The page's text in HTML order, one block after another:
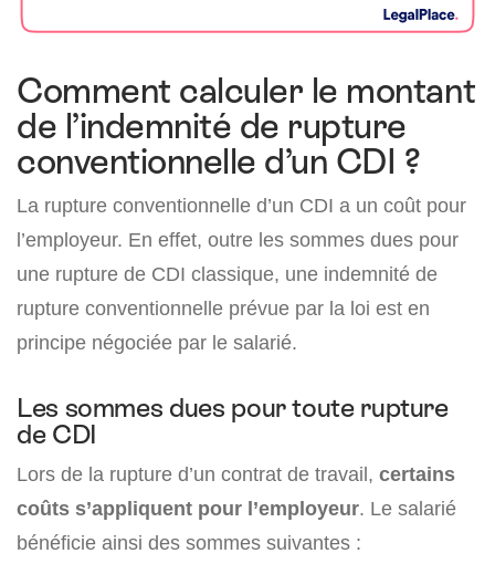
Comment calculer le montant
de l’indemnité de rupture
conventionnelle d’un CDI ?
La rupture conventionnelle d’un CDI a un coût pour
l’employeur. En effet, outre les sommes dues pour
une rupture de CDI classique, une indemnité de
rupture conventionnelle prévue par la loi est en
principe négociée par le salarié.
Les sommes dues pour toute rupture
de CDI
Lors de la rupture d’un contrat de travail, certains
coûts s’appliquent pour l’employeur. Le salarié
bénéficie ainsi des sommes suivantes :